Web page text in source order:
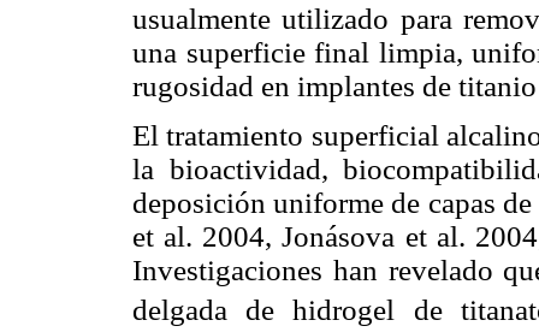
usualmente utilizado para
una superficie final limpia,
rugosidad en implantes de
El tratamiento superficial
la bioactividad,
deposición uniforme de capas
et al. 2004, Jonásova et al.
Investigaciones han revelado
delgada de hidrogel de